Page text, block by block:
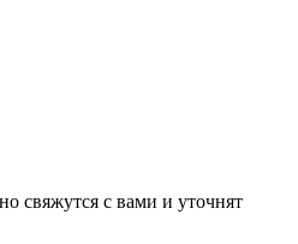
свяжутся с вами и уточнят